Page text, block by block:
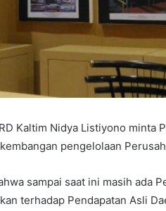
Kaltim Nidya Listiyono minta
pengelolaan
sampai saat ini masih ada
terhadap Pendapatan Asli